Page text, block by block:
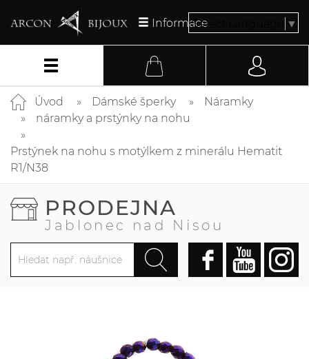
InformaceSelect Language ▼
Úvod Dámské šperky
Náramky
náramky a prstýnky na nohu
Prstýnek na nohu s motýlkem z minerálu Hematit
R1/N38
PRODEJNA
Jablonec nad Nisou